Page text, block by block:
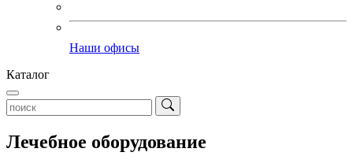
Наши офисы
Каталог
Лечебное оборудование